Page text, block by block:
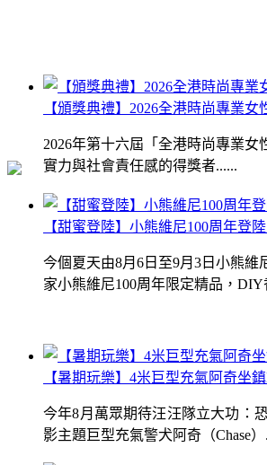
【頒獎典禮】2026全港時尚專業女
2026年第十六屆「全港時尚專業
實力與社會責任感的得獎者......
【暑期玩樂】4米巨型充氣阿奇坐
今年8月萬眾期待汪汪隊立大功：
影主題巨型充氣警犬阿奇（Chase）
【甜蜜登陸】小熊維尼100周年登
今個夏天由8月6日至9月3日小熊
家小熊維尼100周年限定精品，DIY